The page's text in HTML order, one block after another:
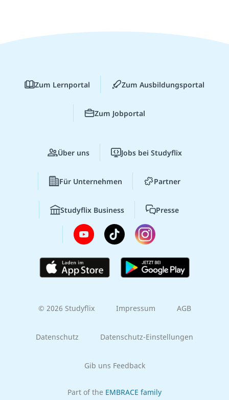
Zum Lernportal Zum Ausbildungsportal
Zum Jobportal
Über uns Jobs bei Studyflix
Für Unternehmen Partner
Studyflix Business Presse
© 2026 Studyflix Impressum AGB
Datenschutz Datenschutz-Einstellungen
Gib uns Feedback
Part of the EMBRACE family